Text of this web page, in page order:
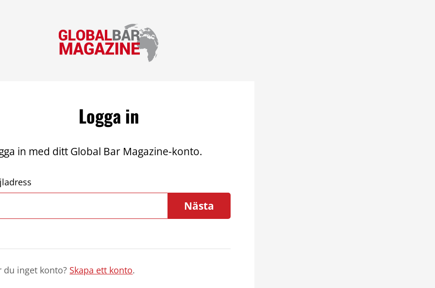
Logga in
in med ditt Global Bar Magazine-konto.
Nästa
du inget konto? Skapa ett konto.